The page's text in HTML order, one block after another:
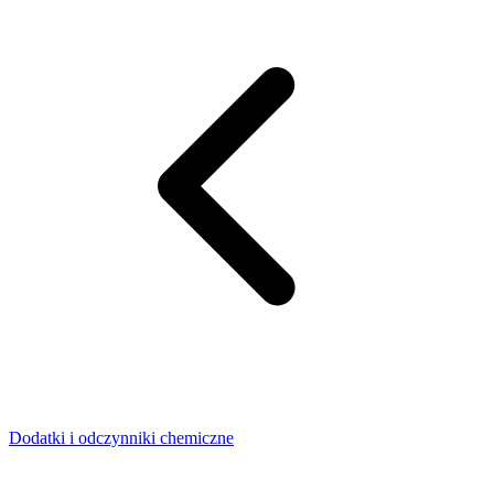
Dodatki i odczynniki chemiczne